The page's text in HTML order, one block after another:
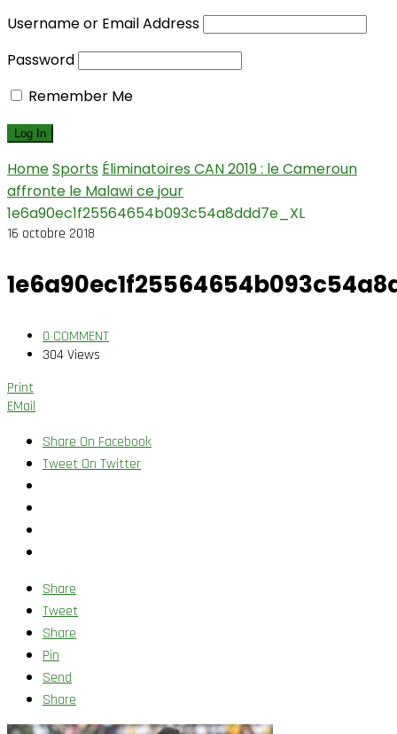
Username or Email Address
Password
Remember Me
HomeSports Éliminatoires CAN 2019 : le Cameroun
affronte le Malawi ce jour
1e6a90ec1f25564654b093c54a8ddd7e_XL
16 octobre 2018
0 COMMENT
304 Views
Print
EMail
Share On Facebook
Tweet On Twitter
Share
Tweet
Share
Pin
Send
Share